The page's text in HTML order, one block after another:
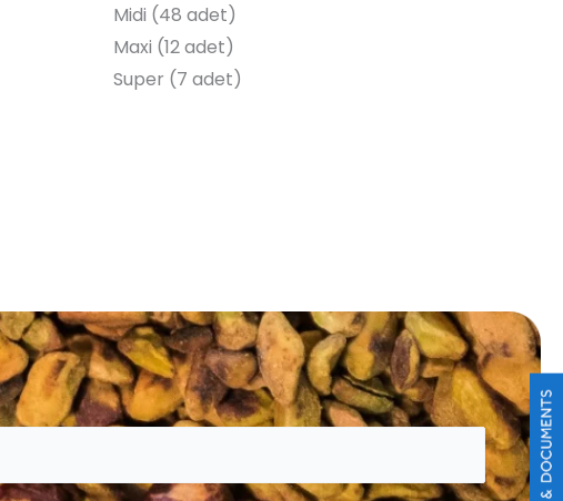
Midi (48 adet)
Maxi (12 adet)
Super (7 adet)